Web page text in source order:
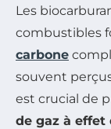
Les
combustibles
carbone
souvent
est crucial de
de gaz à effet